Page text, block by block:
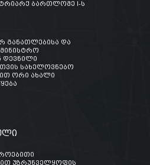
ბართლომე I-ს
განათლებისა და
დევნილი
სახელოვნებო
ორი ახალი
უზრუნველყოფის